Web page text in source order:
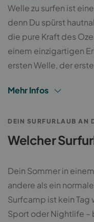
Welle zu surfen ist
denn Du spürst
die pure Kraft des
einem einzigartigen
ersten Welle, der
Mehr Infos
DEIN SURFURLAUB AN
Welcher
Dein Sommer in einem
andere als ein
Surfcamp ist kein Tag
Sport oder Nightlife –